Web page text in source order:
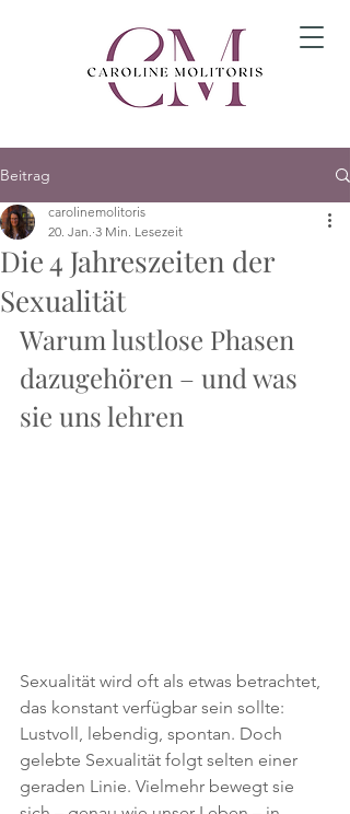
Beitrag
Die 4 Jahreszeiten der
Sexualität
carolinemolitoris
20. Jan. 3 Min. Lesezeit
Warum lustlose Phasen
dazugehören – und was
sie uns lehren
Sexualität wird oft als etwas betrachtet,
das konstant verfügbar sein sollte:
Lustvoll, lebendig, spontan. Doch
gelebte Sexualität folgt selten einer
geraden Linie. Vielmehr bewegt sie